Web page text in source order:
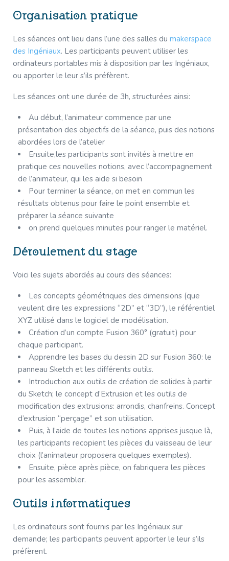
Organisation pratique
Les séances ont lieu dans l’une des salles du makerspace
des Ingéniaux. Les participants peuvent utiliser les
ordinateurs portables mis à disposition par les Ingéniaux,
ou apporter le leur s’ils préfèrent.
Les séances ont une durée de 3h, structurées ainsi:
Au début, l’animateur commence par une
présentation des objectifs de la séance, puis des notions
abordées lors de l’atelier
Ensuite,les participants sont invités à mettre en
pratique ces nouvelles notions, avec l’accompagnement
de l’animateur, qui les aide si besoin
Pour terminer la séance, on met en commun les
résultats obtenus pour faire le point ensemble et
préparer la séance suivante
on prend quelques minutes pour ranger le matériel.
Déroulement du stage
Voici les sujets abordés au cours des séances:
Les concepts géométriques des dimensions (que
veulent dire les expressions “2D” et “3D”), le référentiel
XYZ utilisé dans le logiciel de modélisation.
Création d’un compte Fusion 360° (gratuit) pour
chaque participant.
Apprendre les bases du dessin 2D sur Fusion 360: le
panneau Sketch et les différents outils.
Introduction aux outils de création de solides à partir
du Sketch; le concept d’Extrusion et les outils de
modification des extrusions: arrondis, chanfreins. Concept
d’extrusion “perçage” et son utilisation.
Puis, à l’aide de toutes les notions apprises jusque là,
les participants recopient les pièces du vaisseau de leur
choix (l’animateur proposera quelques exemples).
Ensuite, pièce après pièce, on fabriquera les pièces
pour les assembler.
Outils informatiques
Les ordinateurs sont fournis par les Ingéniaux sur
demande; les participants peuvent apporter le leur s’ils
préfèrent.